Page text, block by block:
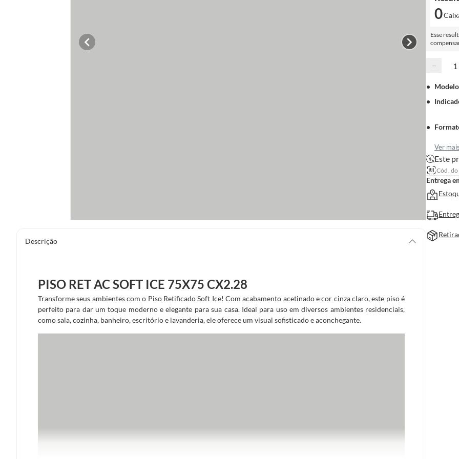
Descrição
PISO RET AC SOFT ICE 75X75 CX2.28
Transforme seus ambientes com o Piso Retificado Soft Ice! Com acabamento acetinado e cor cinza claro, este piso é
perfeito para dar um toque moderno e elegante para sua casa. Ideal para uso em diversos ambientes residenciais,
como sala, cozinha, banheiro, escritório e lavanderia, ele oferece um visual sofisticado e aconchegante.
0
Esse
−
Modelo
Ver mais
Este
Cód.
Entrega